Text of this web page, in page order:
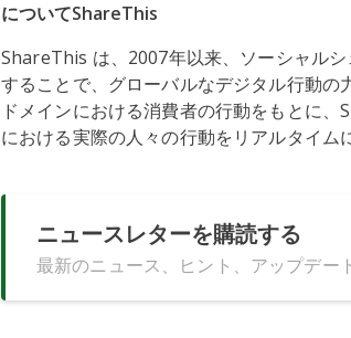
についてShareThis
ShareThis は、2007年以来、ソーシャル
することで、グローバルなデジタル行動
ドメインにおける消費者の行動をもとに
における実際の人々の行動をリアルタイム
ニュースレターを購読する
最新のニュース、ヒント、アップデー